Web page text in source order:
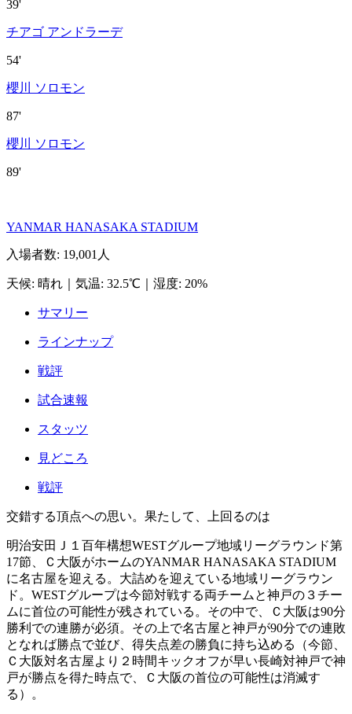
39'
チアゴ アンドラーデ
54'
櫻川 ソロモン
87'
櫻川 ソロモン
89'
YANMAR HANASAKA STADIUM
入場者数: 19,001人
天候: 晴れ 気温: 32.5℃ 湿度: 20%
サマリー
ラインナップ
戦評
試合速報
スタッツ
見どころ
戦評
交錯する頂点への思い。果たして、上回るのは
明治安田Ｊ１百年構想WESTグループ地域リーグラウンド第
17節、Ｃ大阪がホームのYANMAR HANASAKA STADIUM
に名古屋を迎える。大詰めを迎えている地域リーグラウン
ド。WESTグループは今節対戦する両チームと神戸の３チー
ムに首位の可能性が残されている。その中で、Ｃ大阪は90分
勝利での連勝が必須。その上で名古屋と神戸が90分での連敗
となれば勝点で並び、得失点差の勝負に持ち込める（今節、
Ｃ大阪対名古屋より２時間キックオフが早い長崎対神戸で神
戸が勝点を得た時点で、Ｃ大阪の首位の可能性は消滅す
る）。